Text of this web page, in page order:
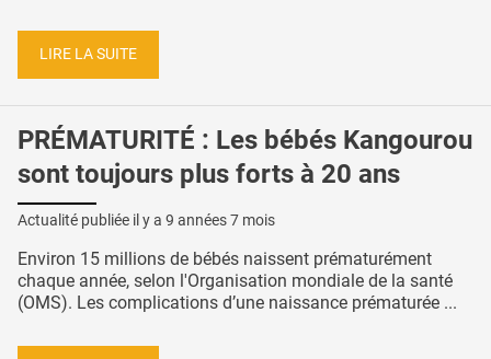
LIRE LA SUITE
PRÉMATURITÉ : Les bébés Kangourou
sont toujours plus forts à 20 ans
Actualité publiée il y a 9 années 7 mois
Environ 15 millions de bébés naissent prématurément
chaque année, selon l'Organisation mondiale de la santé
(OMS). Les complications d’une naissance prématurée ...